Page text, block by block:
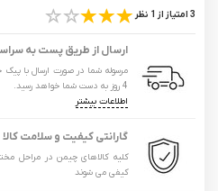
3 امتیاز از 1 نظر
ارسال از طریق پست به
4 روز به دست شما خواهد رسید.
اطلاعات بیشتر
گارانتی کیفیت و سلامت کالا
کلیه کالاهای چیمن در مراحل
کیفی می شوند